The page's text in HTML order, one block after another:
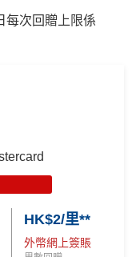
每次回贈上限係
HK$2/里**
外幣網上簽賬